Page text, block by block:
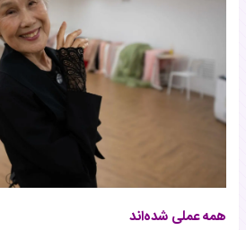
همه عملی شده‌اند